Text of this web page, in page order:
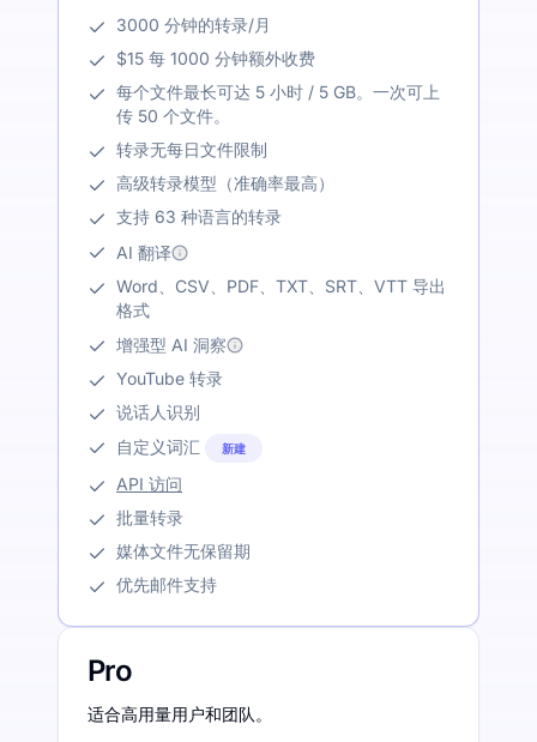
3000 分钟的转录/月
$15 每 1000 分钟额外收费
每个文件最长可达 5 小时 / 5 GB。一次可上
传 50 个文件。
转录无每日文件限制
高级转录模型（准确率最高）
支持 63 种语言的转录
AI 翻译
Word、CSV、PDF、TXT、SRT、VTT 导出
格式
增强型 AI 洞察
YouTube 转录
说话人识别
自定义词汇
新建
API 访问
批量转录
媒体文件无保留期
优先邮件支持
Pro
适合高用量用户和团队。